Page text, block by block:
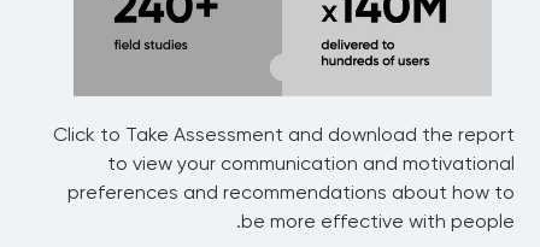
Click to Take Assessment and download the report
to view your communication and motivational
preferences and recommendations about how to
be more effective with people.